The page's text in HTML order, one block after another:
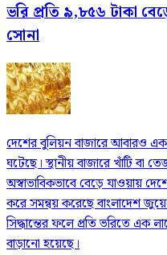
ভরি প্রতি ৯,৮৫৬ টাকা
সোনা
দেশের বুলিয়ন বাজারে আবারও এক
ঘটেছে। স্থানীয় বাজারে খাঁটি বা
অস্বাভাবিকভাবে বেড়ে যাওয়ায়
করে সমন্বয় করেছে বাংলাদেশ
সিদ্ধান্তের ফলে প্রতি ভরিতে এক
বাড়ানো হয়েছে।